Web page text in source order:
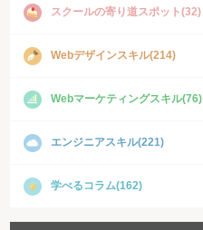
スクールの寄り道スポット(32)
Webデザインスキル(214)
Webマーケティングスキル(76)
エンジニアスキル(221)
学べるコラム(162)